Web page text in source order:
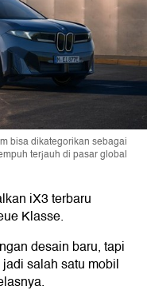
bisa dikategorikan sebagai
terjauh di pasar global
iX3 terbaru
Klasse.
desain baru, tapi
salah satu mobil